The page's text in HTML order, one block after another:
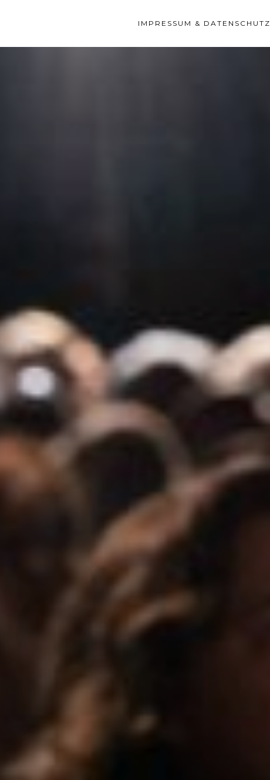
IMPRESSUM & DATENSCHUTZ